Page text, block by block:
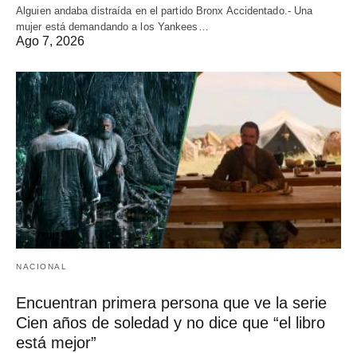
Alguien andaba distraída en el partido Bronx Accidentado.- Una
mujer está demandando a los Yankees…
Ago 7, 2026
NACIONAL
Encuentran primera persona que ve la serie
Cien años de soledad y no dice que “el libro
está mejor”